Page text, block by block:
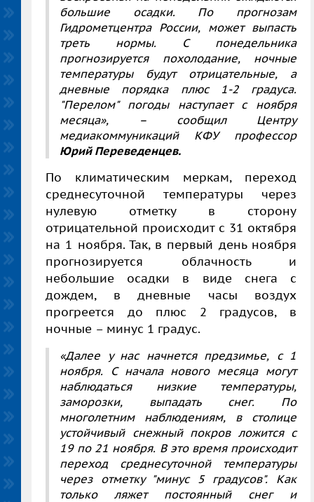
большие осадки. По прогнозам
Гидрометцентра России, может выпасть
треть нормы. С понедельника
прогнозируется похолодание, ночные
температуры будут отрицательные, а
дневные порядка плюс 1-2 градуса.
"Перелом" погоды наступает с ноября
месяца», – сообщил Центру
медиакоммуникаций КФУ профессор
Юрий Переведенцев.
По климатическим меркам, переход
среднесуточной температуры через
нулевую отметку в сторону
отрицательной происходит с 31 октября
на 1 ноября. Так, в первый день ноября
прогнозируется облачность и
небольшие осадки в виде снега с
дождем, в дневные часы воздух
прогреется до плюс 2 градусов, в
ночные – минус 1 градус.
«Далее у нас начнется предзимье, с 1
ноября. С начала нового месяца могут
наблюдаться низкие температуры,
заморозки, выпадать снег. По
многолетним наблюдениям, в столице
устойчивый снежный покров ложится с
19 по 21 ноября. В это время происходит
переход среднесуточной температуры
через отметку "минус 5 градусов". Как
только ляжет постоянный снег и